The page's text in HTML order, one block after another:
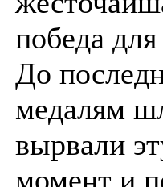
победа
До
медалям
вырвали
момент и